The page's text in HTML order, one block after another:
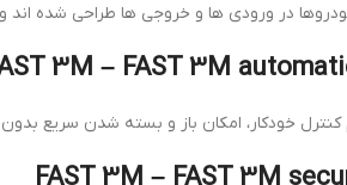
در ورودی ها و خروجی ها طراحی شده اند
خودکار، امکان باز و بسته شدن سریع